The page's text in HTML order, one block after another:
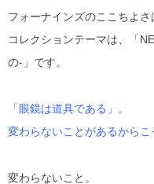
フォーナインズのここちよさ
コレクションテーマは、「
の-」です。
「眼鏡は道具である」。
変わらないことがあるからこ
変わらないこと。
DIFFUSER
EYEVAN7285